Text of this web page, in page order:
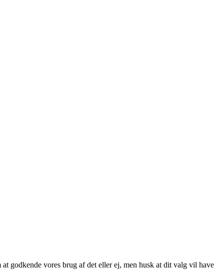
godkende vores brug af det eller ej, men husk at dit valg vil have